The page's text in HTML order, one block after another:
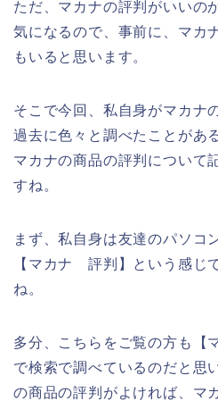
ただ、マカナの評判がいいの
気になるので、事前に、マカ
もいると思います。
そこで今回、私自身がマカナ
過去に色々と調べたことがあ
マカナの商品の評判について
すね。
まず、私自身は友達のパソコ
【マカナ 評判】という感じ
ね。
多分、こちらをご覧の方も【
で検索で調べているのだと思
の商品の評判がよければ、マ